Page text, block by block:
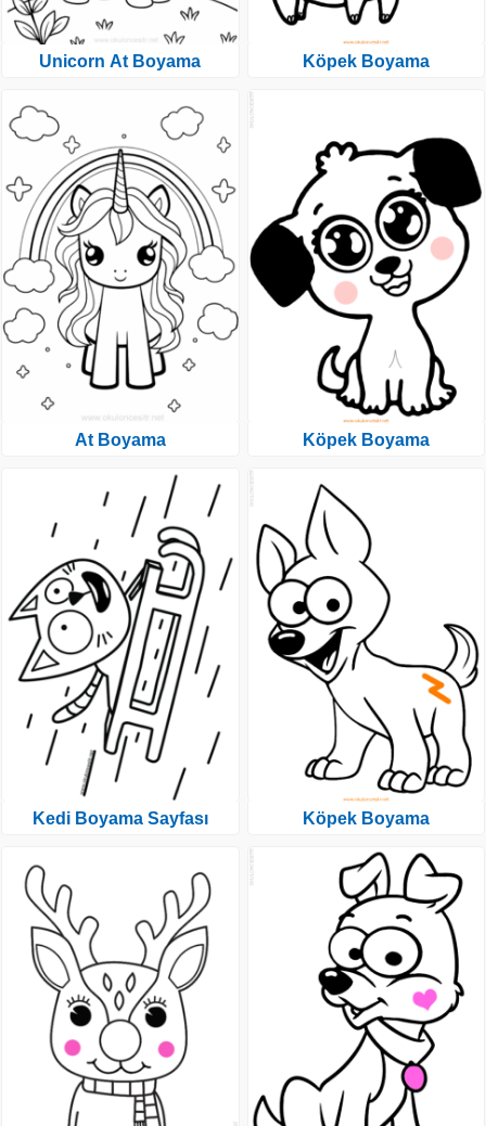
Unicorn At Boyama
At Boyama
Kedi Boyama Sayfası
Köpek Boyama
Köpek Boyama
Köpek Boyama